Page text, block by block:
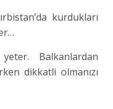
kurdukları
Balkanlardan
dikkatli olmanızı